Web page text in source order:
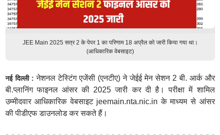
JEE Main 2025 सत्र 2 के पेपर 1 का परिणाम 18 अप्रैल को जारी किया गया था।
(आधिकारिक वेबसाइट)
नई दिल्ली :नेशनल टेस्टिंग एजेंसी (एनटीए) ने जेईई मेन सेशन 2 बी. आर्क और
बी.प्लानिंग फाइनल आंसर की 2025 जारी कर दी है। परीक्षा में शामिल
उम्मीदवार आधिकारिक वेबसाइट jeemain.nta.nic.in के माध्यम से आंसर
की पीडीएफ डाउनलोड कर सकते हैं।